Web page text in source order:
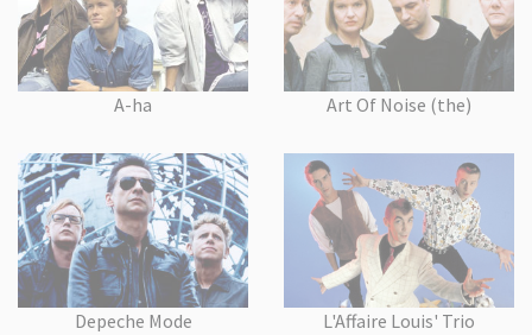
A-ha Art Of Noise (the)
Depeche Mode L'Affaire Louis' Trio